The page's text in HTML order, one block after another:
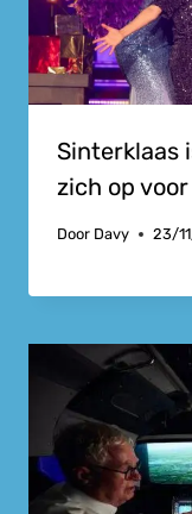
Sinterklaas
zich op
Door Davy 23/